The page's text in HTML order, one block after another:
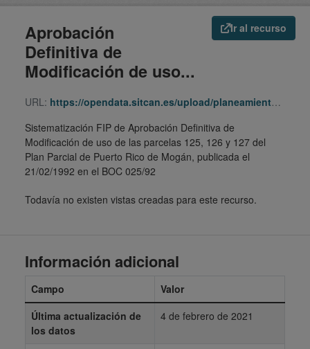
Ir al recurso
Aprobación
Definitiva de
Modificación de uso...
URL: https://opendata.sitcan.es/upload/planeamiento/fip/350120_1043fcda52835cea5980e9efaca107ee.zip
Sistematización FIP de Aprobación Definitiva de
Modificación de uso de las parcelas 125, 126 y 127 del
Plan Parcial de Puerto Rico de Mogán, publicada el
21/02/1992 en el BOC 025/92
Todavía no existen vistas creadas para este recurso.
Información adicional
Campo
Valor
Última actualización de
los datos
4 de febrero de 2021